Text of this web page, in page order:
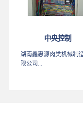
中央控制
湖南鑫惠源肉类机械制
限公司...